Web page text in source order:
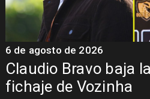
sobre
Colo:
5 de agosto